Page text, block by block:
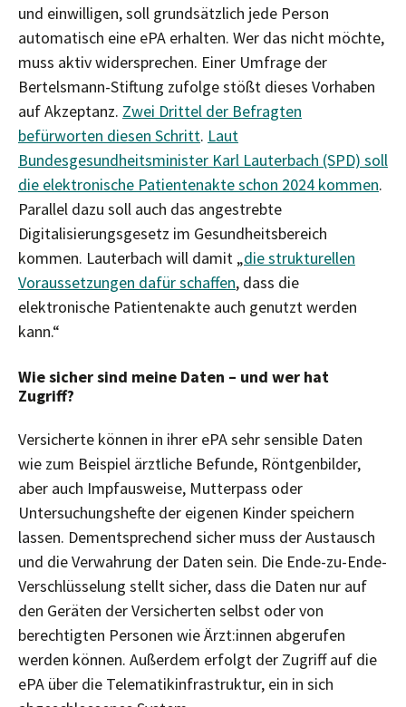
und einwilligen, soll grundsätzlich jede Person
automatisch eine ePA erhalten. Wer das nicht möchte,
muss aktiv widersprechen. Einer Umfrage der
Bertelsmann-Stiftung zufolge stößt dieses Vorhaben
auf Akzeptanz. Zwei Drittel der Befragten
befürworten diesen Schritt. Laut
Bundesgesundheitsminister Karl Lauterbach (SPD) soll
die elektronische Patientenakte schon 2024 kommen.
Parallel dazu soll auch das angestrebte
Digitalisierungsgesetz im Gesundheitsbereich
kommen. Lauterbach will damit „die strukturellen
Voraussetzungen dafür schaffen, dass die
elektronische Patientenakte auch genutzt werden
kann.“
Wie sicher sind meine Daten – und wer hat
Zugriff?
Versicherte können in ihrer ePA sehr sensible Daten
wie zum Beispiel ärztliche Befunde, Röntgenbilder,
aber auch Impfausweise, Mutterpass oder
Untersuchungshefte der eigenen Kinder speichern
lassen. Dementsprechend sicher muss der Austausch
und die Verwahrung der Daten sein. Die Ende-zu-Ende-
Verschlüsselung stellt sicher, dass die Daten nur auf
den Geräten der Versicherten selbst oder von
berechtigten Personen wie Ärzt:innen abgerufen
werden können. Außerdem erfolgt der Zugriff auf die
ePA über die Telematikinfrastruktur, ein in sich